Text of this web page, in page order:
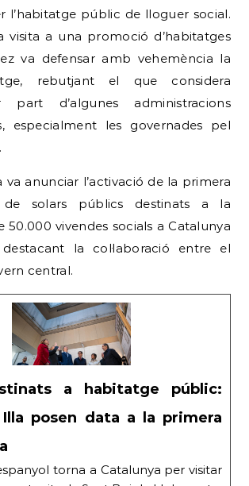
l’habitatge públic de lloguer social.
visita a una promoció d’habitatges
va defensar amb vehemència la
rebutjant el que considera
part d’algunes administracions
especialment les governades pel
va anunciar l’activació de la primera
de solars públics destinats a la
50.000 vivendes socials a Catalunya
la col·laboració entre el
central.
a habitatge públic:
Illa posen data a la primera
torna a Catalunya per visitar